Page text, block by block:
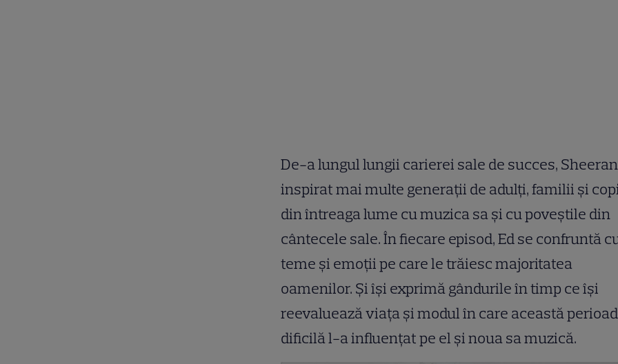
De-a lungul lungii carierei sale de succes,
inspirat mai multe generații de adulți, familii și
din întreaga lume cu muzica sa și cu poveștile din
cântecele sale. În fiecare episod, Ed se confruntă
teme și emoții pe care le trăiesc majoritatea
oamenilor. Și își exprimă gândurile în timp ce își
reevaluează viața și modul în care această
dificilă l-a influențat pe el și noua sa muzică.